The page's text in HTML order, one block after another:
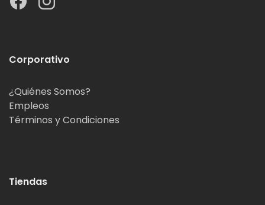
Corporativo
¿Quiénes Somos?
Empleos
Términos y Condiciones
Tiendas